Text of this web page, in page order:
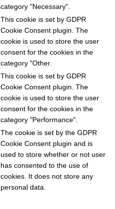
category "Necessary".
This cookie is set by GDPR
Cookie Consent plugin. The
cookie is used to store the user
consent for the cookies in the
category "Other.
This cookie is set by GDPR
Cookie Consent plugin. The
cookie is used to store the user
consent for the cookies in the
category "Performance".
The cookie is set by the GDPR
Cookie Consent plugin and is
used to store whether or not user
has consented to the use of
cookies. It does not store any
personal data.